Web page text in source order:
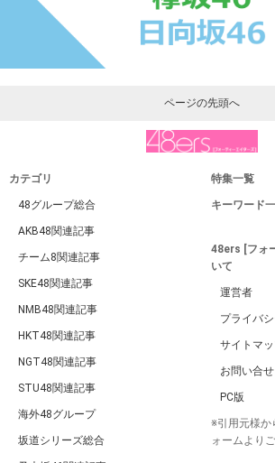
ページの先頭へ
カテゴリ
48グループ総合
AKB48関連記事
チーム8関連記事
SKE48関連記事
NMB48関連記事
HKT48関連記事
NGT48関連記事
STU48関連記事
海外48グループ
坂道シリーズ総合
特集一覧
キーワード
48ers [フォ
いて
運営者
プライバ
サイトマ
お問い合せ
PC版
※引用元様か
ォームより